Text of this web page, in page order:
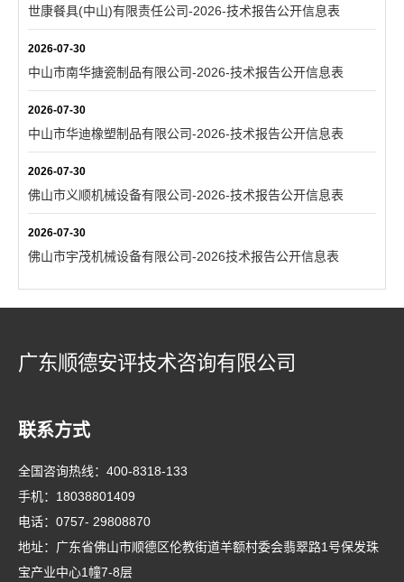
世康餐具(中山)有限责任公司-2026-技术报告公开信息表
2026-07-30
中山市南华搪瓷制品有限公司-2026-技术报告公开信息表
2026-07-30
中山市华迪橡塑制品有限公司-2026-技术报告公开信息表
2026-07-30
佛山市义顺机械设备有限公司-2026-技术报告公开信息表
2026-07-30
佛山市宇茂机械设备有限公司-2026技术报告公开信息表
广东顺德安评技术咨询有限公司
联系方式
全国咨询热线： 400-8318-133
手机： 18038801409
电话： 0757- 29808870
地址：广东省佛山市顺德区伦教街道羊额村委会翡翠路1号保发珠
宝产业中心1幢7-8层